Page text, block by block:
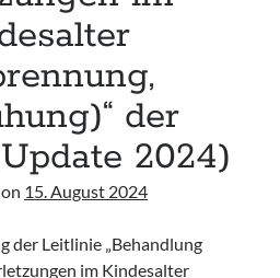
der
2024)
15. August 2024
der Leitlinie „Behandlung
im Kindesalter